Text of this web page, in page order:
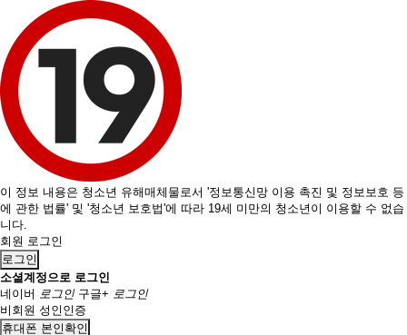
이 정보 내용은 청소년 유해매체물로서 '정보통신망 이용 촉진 및 정보보호 등
에 관한 법률' 및 '청소년 보호법'에 따라 19세 미만의 청소년이 이용할 수 없습
니다.
회원 로그인
로그인
소셜계정으로 로그인
네이버 로그인 구글+ 로그인
비회원 성인인증
휴대폰 본인확인